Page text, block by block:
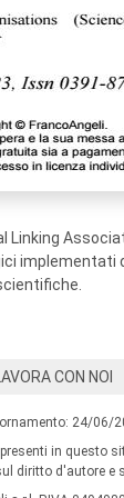
implementati
LAVORA CON NOI
24/06/
presenti in questo
diritto d'autore e